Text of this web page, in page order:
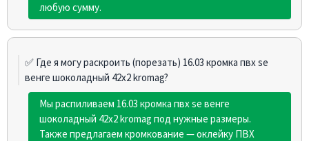
любую сумму.
✅ Где я могу раскроить (порезать) 16.03 кромка пвх sе
венге шоколадный 42х2 kromag?
Мы распиливаем 16.03 кромка пвх sе венге
шоколадный 42х2 kromag под нужные размеры.
Также предлагаем кромкование — оклейку ПВХ